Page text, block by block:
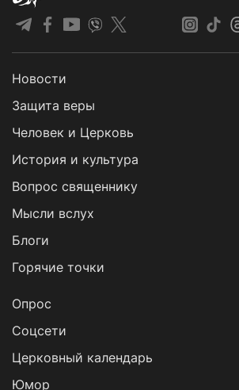
Новости
Защита веры
Человек и Церковь
История и культура
Вопрос священнику
Мысли вслух
Блоги
Горячие точки
Опрос
Cоцсети
Церковный календарь
Юмор